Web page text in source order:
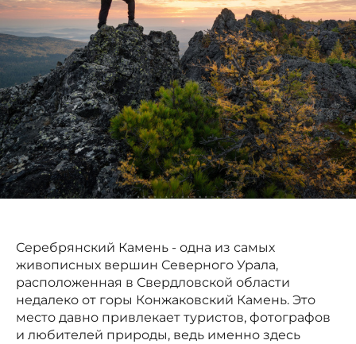
Серебрянский Камень - одна из самых
живописных вершин Северного Урала,
расположенная в Свердловской области
недалеко от горы Конжаковский Камень. Это
место давно привлекает туристов, фотографов
и любителей природы, ведь именно здесь